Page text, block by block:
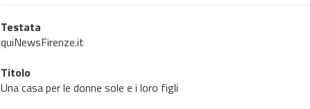
Testata
quiNewsFirenze.it
Titolo
Una casa per le donne sole e i loro figli